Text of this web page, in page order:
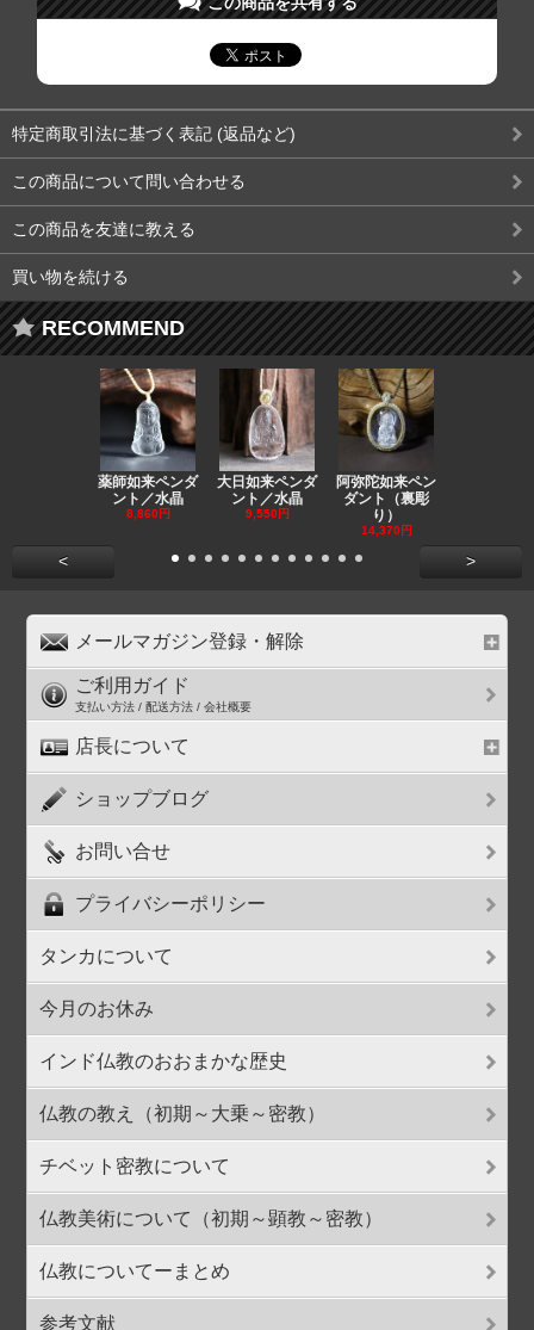
特定商取引法に基づく表記 (返品など)
この商品について問い合わせる
この商品を友達に教える
買い物を続ける
RECOMMEND
薬師如来ペンダ
ント／水晶
8,860円
大日如来ペンダ
ント／水晶
9,550円
阿弥陀如来ペン
ダント（裏彫
り）
14,370円
< >
メールマガジン登録・解除
ご利用ガイド
支払い方法 / 配送方法 / 会社概要
店長について
ショップブログ
お問い合せ
プライバシーポリシー
タンカについて
今月のお休み
インド仏教のおおまかな歴史
仏教の教え（初期～大乗～密教）
チベット密教について
仏教美術について（初期～顕教～密教）
仏教についてーまとめ
参考文献